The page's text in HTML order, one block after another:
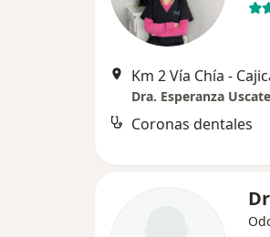
Dra. Esperanza
Coronas dentales